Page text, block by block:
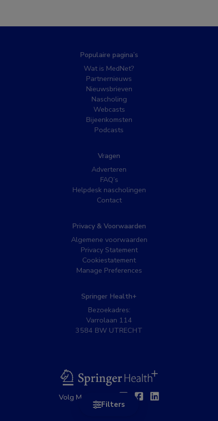
Filters
Populaire pagina’s
Wat is MedNet?
Partnernieuws
Nieuwsbrieven
Nascholing
Webcasts
Bijeenkomsten
Podcasts
Vragen
Adverteren
FAQ’s
Helpdesk nascholingen
Contact
Privacy & Voorwaarden
Algemene voorwaarden
Privacy Statement
Cookiestatement
Manage Preferences
Springer Health+
Bezoekadres:
Varrolaan 114
3584 BW UTRECHT
BSL
Volg MedNet op: TwitterFacebook
Linkedin